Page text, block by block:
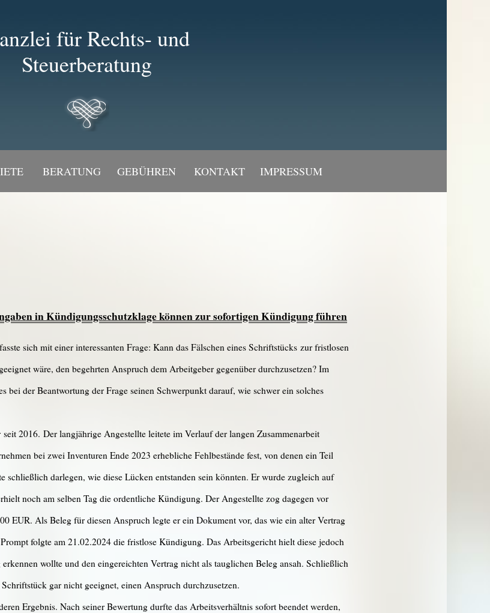
für Rechts- und
Steuerberatung
BERATUNG GEBÜHREN KONTAKT IMPRESSUM
in Kündigungsschutzklage können zur sofortigen Kündigung führen
sich mit einer interessanten Frage: Kann das Fälschen eines Schriftstücks zur fristlosen
wäre, den begehrten Anspruch dem Arbeitgeber gegenüber durchzusetzen? Im
bei der Beantwortung der Frage seinen Schwerpunkt darauf, wie schwer ein solches
2016. Der langjährige Angestellte leitete im Verlauf der langen Zusammenarbeit
bei zwei Inventuren Ende 2023 erhebliche Fehlbestände fest, von denen ein Teil
darlegen, wie diese Lücken entstanden sein könnten. Er wurde zugleich auf
noch am selben Tag die ordentliche Kündigung. Der Angestellte zog dagegen vor
EUR. Als Beleg für diesen Anspruch legte er ein Dokument vor, das wie ein alter Vertrag
folgte am 21.02.2024 die fristlose Kündigung. Das Arbeitsgericht hielt diese jedoch
wollte und den eingereichten Vertrag nicht als tauglichen Beleg ansah. Schließlich
gar nicht geeignet, einen Anspruch durchzusetzen.
Ergebnis. Nach seiner Bewertung durfte das Arbeitsverhältnis sofort beendet werden,